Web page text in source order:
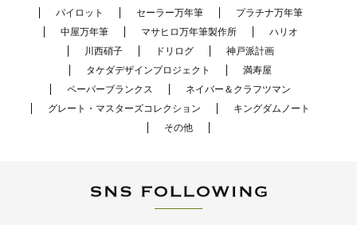
パイロット
セーラー万年筆
プラチナ万年筆
中屋万年筆
マサヒロ万年筆製作所
ハリオ
川西硝子
ドリログ
神戸派計画
タケダデザインプロジェクト
満寿屋
ペーパーブランクス
ネイバー＆クラフツマン
グレート・マスターズコレクション
キングダムノート
その他